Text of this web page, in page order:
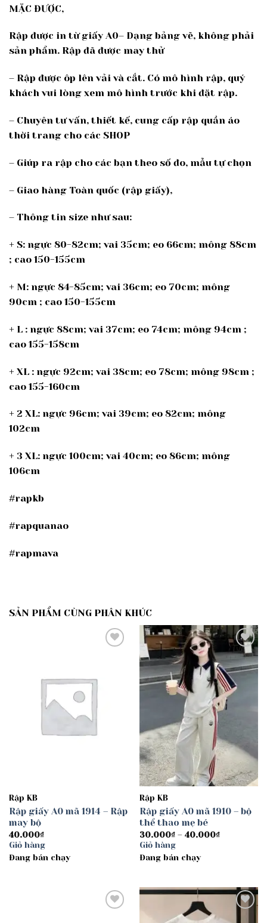
MẶC ĐƯỢC,
Rập được in từ giấy A0– Dạng bảng vẽ, không phải
sản phẩm. Rập đã được may thử
– Rập được ôp lên vải và cắt. Có mô hình rập, quý
khách vui lòng xem mô hình trước khi đặt rập.
– Chuyên tư vấn, thiết kế, cung cấp rập quần áo
thời trang cho các SHOP
– Giúp ra rập cho các bạn theo số đo, mẫu tự chọn
– Giao hàng Toàn quốc (rập giấy),
– Thông tin size như sau:
+ S: ngực 80-82cm; vai 35cm; eo 66cm; mông 88cm
; cao 150-155cm
+ M: ngực 84-85cm; vai 36cm; eo 70cm; mông
90cm ; cao 150-155cm
+ L : ngực 88cm; vai 37cm; eo 74cm; mông 94cm ;
cao 155-158cm
+ XL : ngực 92cm; vai 38cm; eo 78cm; mông 98cm ;
cao 155-160cm
+ 2 XL: ngực 96cm; vai 39cm; eo 82cm; mông
102cm
+ 3 XL: ngực 100cm; vai 40cm; eo 86cm; mông
106cm
#rapkb
#rapquanao
#rapmava
SẢN PHẨM CÙNG PHÂN KHÚC
Rập KB
Rập giấy A0 mã 1914 – Rập
may bộ
40.000₫
Giỏ hàng
Đang bán chạy
Add to
wishlist
Rập KB
Rập giấy A0 mã 1910 – bộ
thể thao mẹ bé
30.000₫ – 40.000₫Khoảng
Giỏ hàng
Đang bán chạy